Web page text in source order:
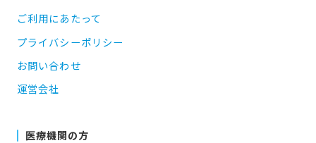
ご利用にあたって
プライバシーポリシー
お問い合わせ
運営会社
医療機関の方